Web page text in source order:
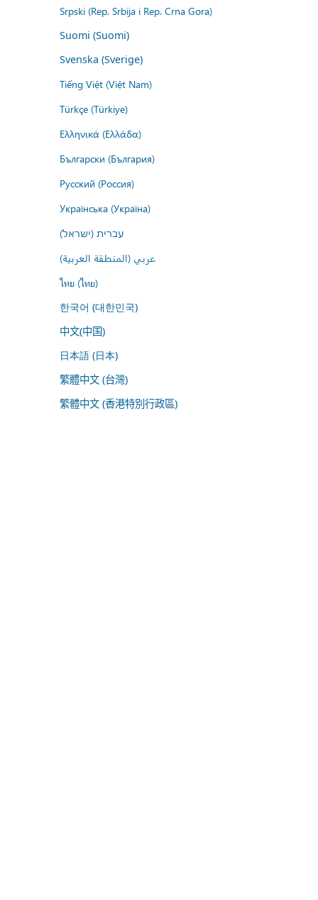
Srpski (Rep. Srbija i Rep. Crna Gora)
Suomi (Suomi)
Svenska (Sverige)
Tiếng Việt (Việt Nam)
Türkçe (Türkiye)
Ελληνικά (Ελλάδα)
Български (България)
Русский (Россия)
Українська (Україна)
עברית (ישראל)
عربي (المنطقة العربية)
ไทย (ไทย)
한국어 (대한민국)
中文(中国)
日本語 (日本)
繁體中文 (台灣)
繁體中文 (香港特別行政區)